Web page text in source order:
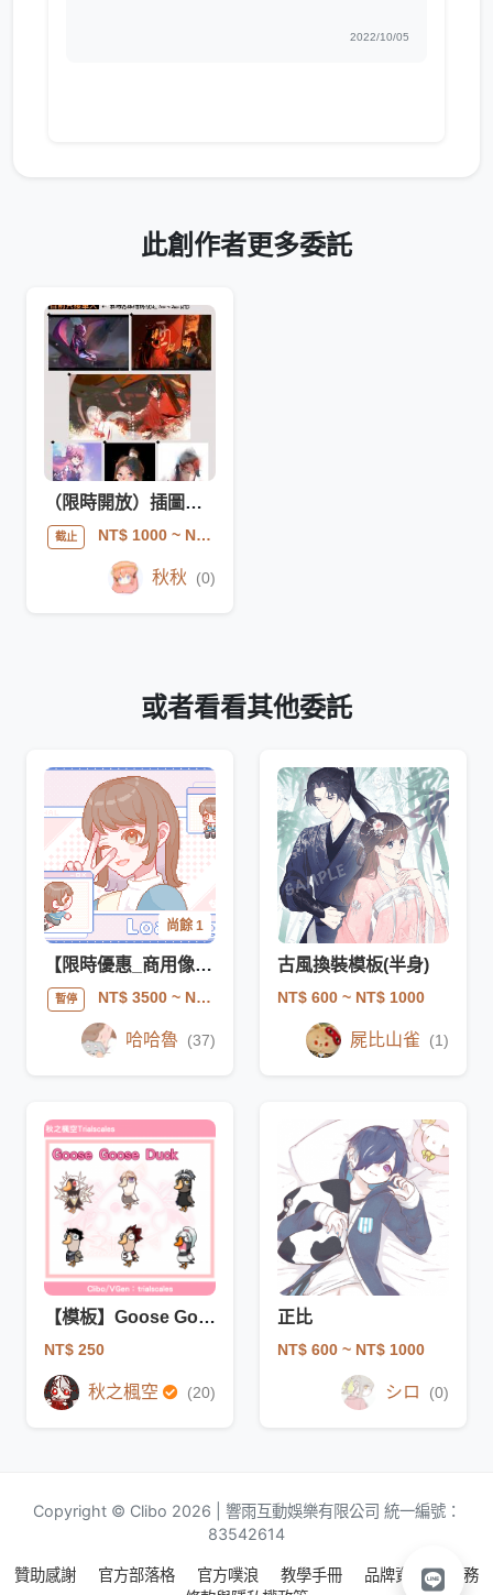
2022/10/05
此創作者更多委託
（限時開放）插圖驚喜包委託，月底截止!
截止 NT$ 1000~ NT$ 2000
秋秋 (0)
或者看看其他委託
尚餘 1
【限時優惠_商用像素】半客製化/模板待機圖
暫停 NT$ 3500~ NT$ 4800
哈哈魯 (37)
古風換裝模板(半身)
NT$ 600 ~ NT$ 1000
屍比山雀 (1)
【模板】Goose Goose Duck(非商用)
NT$ 250
秋之楓空 (20)
正比
NT$ 600 ~ NT$ 1000
シロ (0)
Copyright © Clibo 2026 | 響雨互動娛樂有限公司 統一編號：
83542614
贊助感謝 官方部落格 官方噗浪 教學手冊 品牌資源
服務